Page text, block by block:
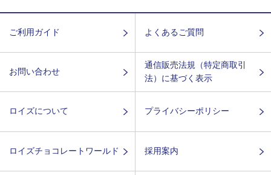
ご利用ガイド よくあるご質問
お問い合わせ
通信販売法規（特定商取引
法）に基づく表示
ロイズについて プライバシーポリシー
ロイズチョコレートワールド 採用案内